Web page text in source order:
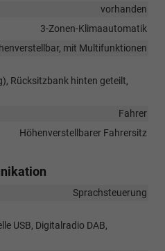
vorhanden
3-Zonen-Klimaautomatik
mit Multifunktionen
Rücksitzbank hinten geteilt,
Fahrer
Höhenverstellbarer Fahrersitz
Sprachsteuerung
USB, Digitalradio DAB,